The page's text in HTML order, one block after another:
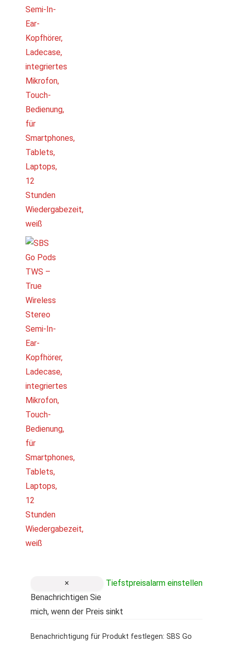
Tiefstpreisalarm einstellen
×
Benachrichtigen Sie
mich, wenn der Preis sinkt
Benachrichtigung für Produkt festlegen: SBS Go